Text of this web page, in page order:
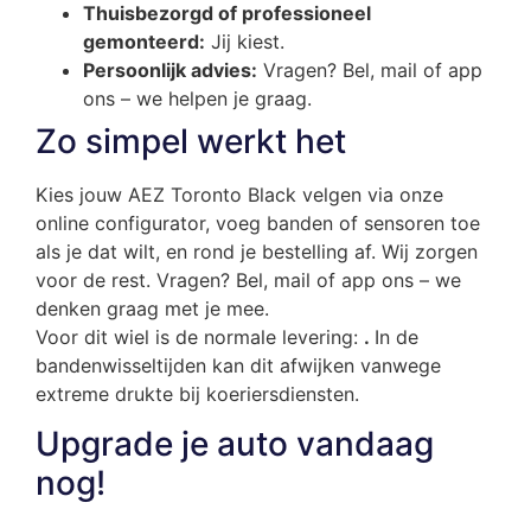
Thuisbezorgd of professioneel
gemonteerd: Jij kiest.
Persoonlijk advies: Vragen? Bel, mail of app
ons – we helpen je graag.
Zo simpel werkt het
Kies jouw AEZ Toronto Black velgen via onze
online configurator, voeg banden of sensoren toe
als je dat wilt, en rond je bestelling af. Wij zorgen
voor de rest. Vragen? Bel, mail of app ons – we
denken graag met je mee.
Voor dit wiel is de normale levering: . In de
bandenwisseltijden kan dit afwijken vanwege
extreme drukte bij koeriersdiensten.
Upgrade je auto vandaag
nog!